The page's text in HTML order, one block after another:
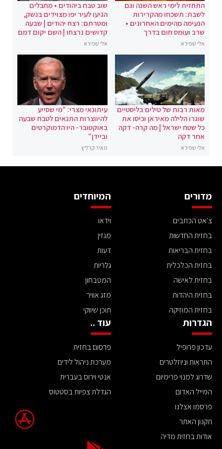
התחזית לימי ראש השנה וגם
לשבת: תשכחו מהקרירות
הנעימה מהימים האחרונים •
שרב ועומס חום בדרך
אלי שפירא
שוב טבח ביהודים • מחבלים
הגיעו לעיר יפו מצוידים בנשק,
ומטרתם: רצח יהודים | שבעה
קדושים נרצחו | השם יקום דמם
אלי שפירא
מאות רבות של טילים בליסטיים
שוגרו הלילה מאיראן וכיסו את
כל שטח ישראל | מה קרה- דקה
אחר דקה
אלי שפירא
עיתונאי מצרי: "מי שסייע
להיווצרות התנאים לטבח שבעה
באוקטובר- היו הדמוקרטים
וביידן"
מאיר קרליץ
מדורים
צ'אט הכתבים
בחזית החדשות
בחזית הבריאות
בחזית הכלכלית
בחזית לאישה
בחזית היהדות
בחזית המוזיקה
המיוחדים
וידאו
מגזין
דעות
גלריות
המטבחון
מזג אוויר
תוכן שיווקי
הגדרות
עדכון פרופיל
התראות וניוזלטרים
שדרוג למנוי פרימיום
המייל האדום
פרסמו אצלנו
תקנון האתר
אודות בחזית מדיה
עוד ..
פרסום בחזית
מערכת ניהול לידים
אנטי וירוס בעברית
הגדלת צפיות בסטטוס